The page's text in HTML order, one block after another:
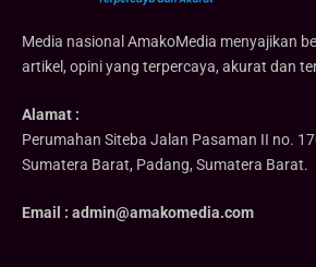
Media nasional AmakoMedia menyajikan
artikel, opini yang terpercaya, akurat dan
Alamat :
Perumahan Siteba Jalan Pasaman II no.
Sumatera Barat, Padang, Sumatera Barat.
Email : admin@amakomedia.com